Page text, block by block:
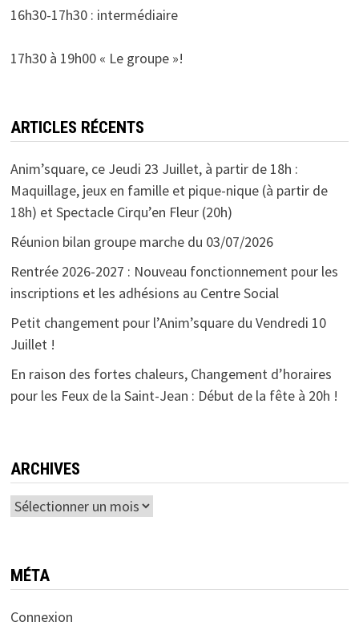
16h30-17h30 : intermédiaire
17h30 à 19h00 « Le groupe »!
ARTICLES RÉCENTS
Anim’square, ce Jeudi 23 Juillet, à partir de 18h :
Maquillage, jeux en famille et pique-nique (à partir de
18h) et Spectacle Cirqu’en Fleur (20h)
Réunion bilan groupe marche du 03/07/2026
Rentrée 2026-2027 : Nouveau fonctionnement pour les
inscriptions et les adhésions au Centre Social
Petit changement pour l’Anim’square du Vendredi 10
Juillet !
En raison des fortes chaleurs, Changement d’horaires
pour les Feux de la Saint-Jean : Début de la fête à 20h !
ARCHIVES
Archives
MÉTA
Connexion